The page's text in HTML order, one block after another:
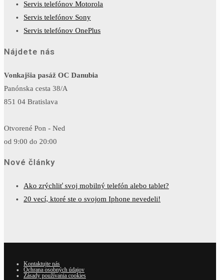
Servis telefónov Motorola
Servis telefónov Sony
Servis telefónov OnePlus
Nájdete nás
Vonkajšia pasáž OC Danubia
Panónska cesta 38/A
851 04 Bratislava
Otvorené Pon - Ned
od 9:00 do 20:00
Nové články
Ako zrýchliť svoj mobilný telefón alebo tablet?
20 vecí, ktoré ste o svojom Iphone nevedeli!
Kontaktujte nás
Ochrana osobných údajov
Zásady používania cookies